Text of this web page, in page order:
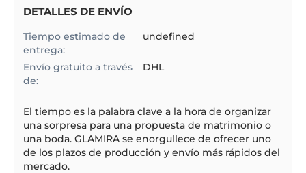
DETALLES DE ENVÍO
Tiempo estimado de
entrega:
undefined
Envío gratuito a través
de:
DHL
El tiempo es la palabra clave a la hora de organizar
una sorpresa para una propuesta de matrimonio o
una boda. GLAMIRA se enorgullece de ofrecer uno
de los plazos de producción y envío más rápidos del
mercado.